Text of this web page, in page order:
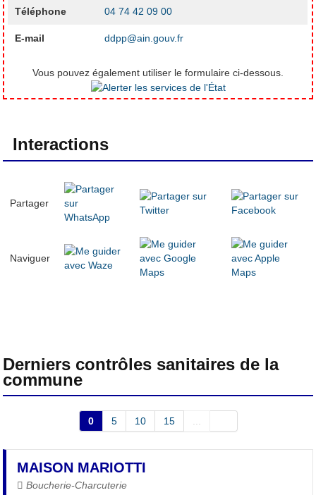
Téléphone 04 74 42 09 00
E-mail ddpp@ain.gouv.fr
Vous pouvez également utiliser le formulaire ci-dessous.
Interactions
Partager
Naviguer
Derniers contrôles sanitaires de la
commune
0 5 10 15 ...
MAISON MARIOTTI
Boucherie-Charcuterie